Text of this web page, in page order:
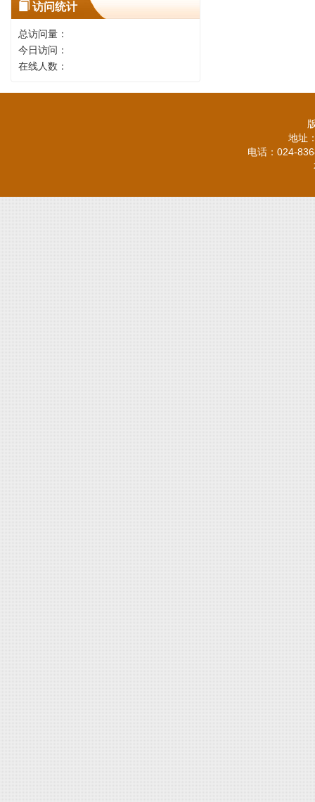
访问统计
总访问量：
今日访问：
在线人数：
地址
电话：024-